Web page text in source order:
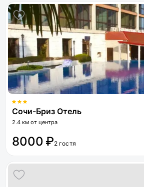
Сочи-Бриз Отель
2.4 км от центра
8000 ₽2 гостя